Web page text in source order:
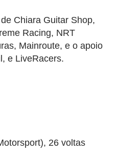
Chiara Guitar Shop,
Racing, NRT
Mainroute, e o apoio
e LiveRacers.
26 voltas